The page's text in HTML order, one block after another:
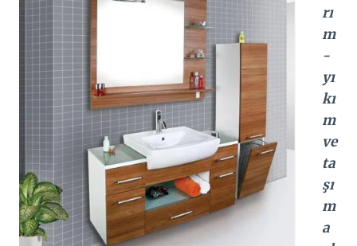
rı
m
-
yı
kı
m
ve
ta
şı
m
a